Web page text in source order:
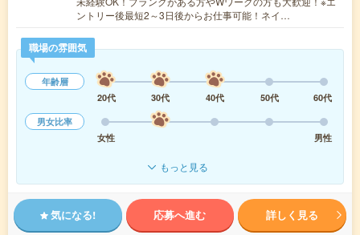
ントリー後最短2～3日後からお仕事可能！ネイ…
職場の雰囲気
年齢層
20代
30代 40代 50代
60代
男女比率
女性
男性
もっと見る
気になる! 応募へ進む 詳しく見る